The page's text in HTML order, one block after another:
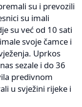
su i prevozili
su imali
su već od 10 sati
svoje čamce i
Uprkos
sezale i do 36
predivnom
u svježini rijeke i